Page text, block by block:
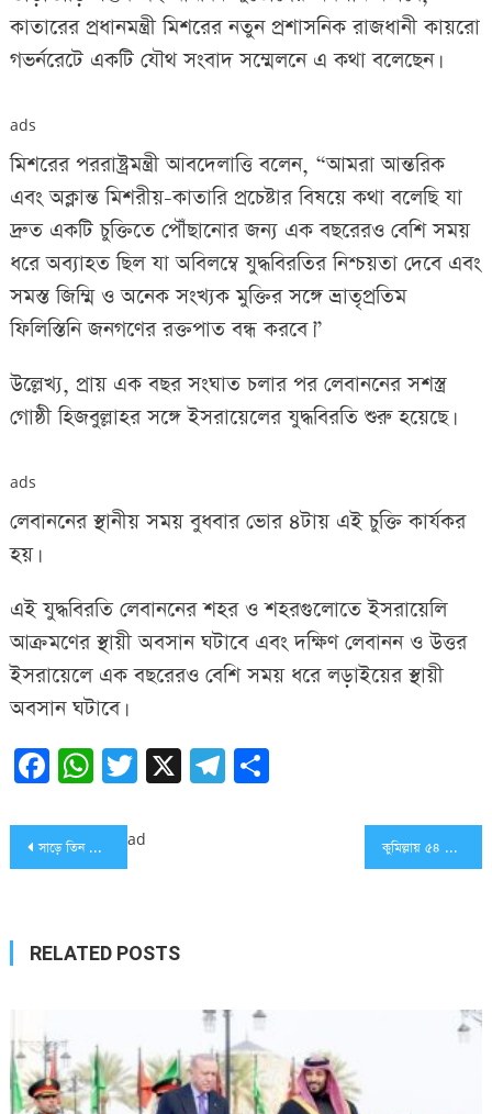
কাতারের প্রধানমন্ত্রী মিশরের নতুন প্রশাসনিক রাজধানী কায়রো
গভর্নরেটে একটি যৌথ সংবাদ সম্মেলনে এ কথা বলেছেন।
ads
মিশরের পররাষ্ট্রমন্ত্রী আবদেলাত্তি বলেন, “আমরা আন্তরিক
এবং অক্লান্ত মিশরীয়-কাতারি প্রচেষ্টার বিষয়ে কথা বলেছি যা
দ্রুত একটি চুক্তিতে পৌঁছানোর জন্য এক বছরেরও বেশি সময়
ধরে অব্যাহত ছিল যা অবিলম্বে যুদ্ধবিরতির নিশ্চয়তা দেবে এবং
সমস্ত জিম্মি ও অনেক সংখ্যক মুক্তির সঙ্গে ভ্রাতৃপ্রতিম
ফিলিস্তিনি জনগণের রক্তপাত বন্ধ করবে।”
উল্লেখ্য, প্রায় এক বছর সংঘাত চলার পর লেবাননের সশস্ত্র
গোষ্ঠী হিজবুল্লাহর সঙ্গে ইসরায়েলের যুদ্ধবিরতি শুরু হয়েছে।
ads
লেবাননের স্থানীয় সময় বুধবার ভোর ৪টায় এই চুক্তি কার্যকর
হয়।
এই যুদ্ধবিরতি লেবাননের শহর ও শহরগুলোতে ইসরায়েলি
আক্রমণের স্থায়ী অবসান ঘটাবে এবং দক্ষিণ লেবানন ও উত্তর
ইসরায়েলে এক বছরেরও বেশি সময় ধরে লড়াইয়ের স্থায়ী
অবসান ঘটাবে।
Facebook
WhatsApp
Twitter
X Telegram
Share
Post
সাড়ে তিন হাজার কি.মি দূরে আঘাত হানার মিসাইলের পরীক্ষা চালাল ভারত কুমিল্লায় ৫৪ লাখ টাকার মাদকদ্রব্য আটক
ad
RELATED POSTS